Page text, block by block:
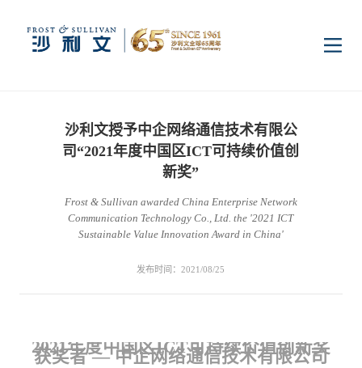
行业研究
消费电子
沙利文授予中企网络通信技术有限公
司“2021年度中国区ICT可持续价值创
新奖”
Frost & Sullivan awarded China Enterprise Network
Communication Technology Co., Ltd. the '2021 ICT
Sustainable Value Innovation Award in China'
发布时间：2021/08/25
2021年度中国区ICT可持续价值创新奖
获奖者—中企网络通信技术有限公司